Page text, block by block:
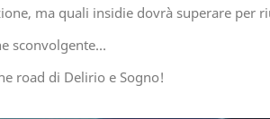
ma quali insidie dovrà superare per
sconvolgente…
road di Delirio e Sogno!